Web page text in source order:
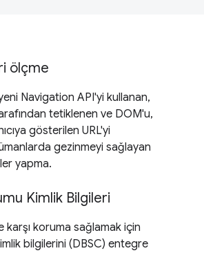
ölçme
Navigation API'yi kullanan,
tetiklenen ve DOM'u,
gösterilen URL'yi
gezinmeyi sağlayan
yapma.
Kimlik Bilgileri
koruma sağlamak için
bilgilerini (DBSC) entegre